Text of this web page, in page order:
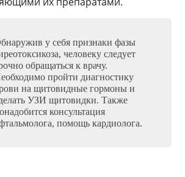
у себя признаки фазы
человеку следует
обращаться к врачу.
пройти диагностику
на щитовидные гормоны и
УЗИ щитовидки. Также
консультация
помощь кардиолога.